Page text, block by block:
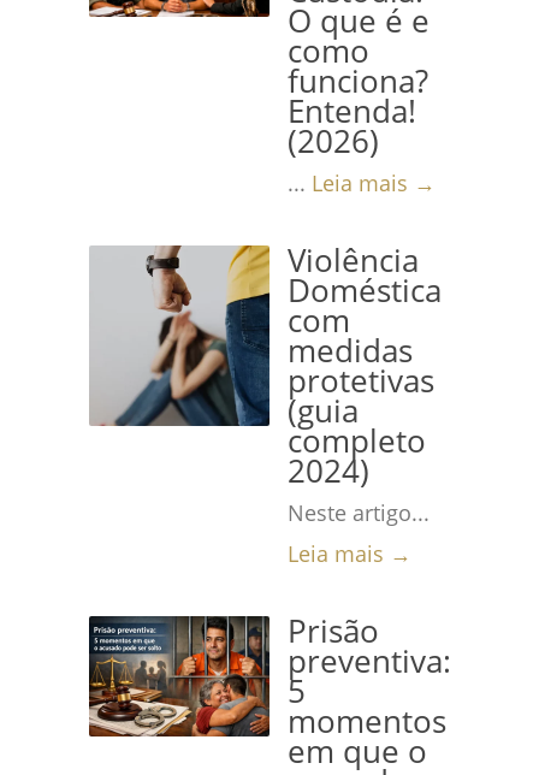
O que é e
como
funciona?
Entenda!
(2026)
... Leia mais →
Violência
Doméstica
com
medidas
protetivas
(guia
completo
2024)
Neste artigo...
Leia mais →
Prisão
preventiva:
5
momentos
em que o